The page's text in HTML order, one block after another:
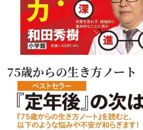
75歳からの生き方ノート